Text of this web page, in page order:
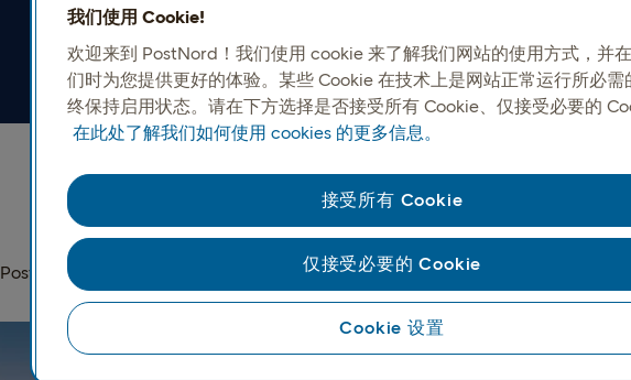
以北欧专业知识为核心，覆
PostNord 覆盖每个主要市场，将全球邮政网络与专业商业合作伙伴相结合，实
我们使用 Cookie!
欢迎来到 PostNord！我们使用 cookie 来了解我们网站的使用方式，并
们时为您提供更好的体验。某些 Cookie 在技术上是网站正常运行所必需
终保持启用状态。请在下方选择是否接受所有 Cookie、仅接受必要的
在此处了解我们如何使用 cookies 的更多信息。
Cookie 设置
仅接受必要的 Cookie
接受所有 Cookie